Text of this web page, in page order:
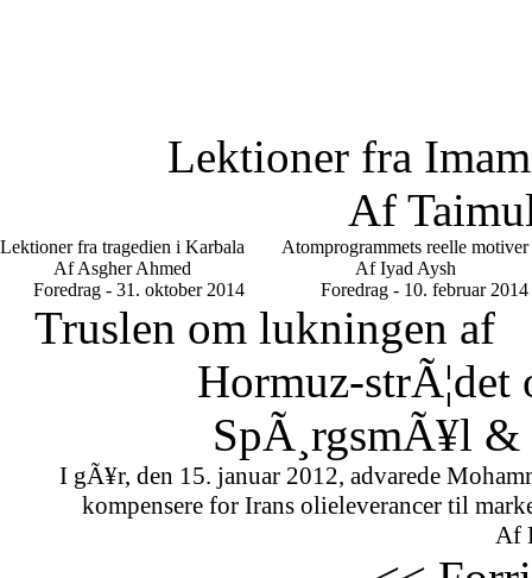
Lektioner fra
Af
Lektioner fra tragedien i Karbala
Af Asgher Ahmed
Foredrag - 31. oktober 2014
Atomprogrammets reelle motiver
Af Iyad Aysh
Foredrag - 10. februar 2014
Truslen om lukningen af
Hormuz-
SpÃ¸rgsmÃ¥l
I gÃ¥r, den 15. januar 2012, advarede
kompensere for Irans olieleverancer til
Af